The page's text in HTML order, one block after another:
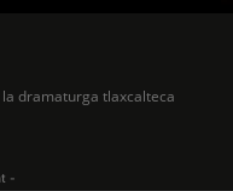
la dramaturga tlaxcalteca
-